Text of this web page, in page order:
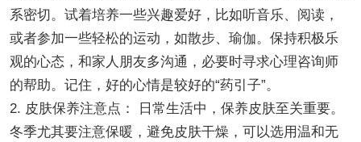
系密切。试着培养一些兴趣爱好，比如听音乐、阅读，
或者参加一些轻松的运动，如散步、瑜伽。保持积极乐
观的心态，和家人朋友多沟通，必要时寻求心理咨询师
的帮助。记住，好的心情是较好的“药引子”。
2. 皮肤保养注意点： 日常生活中，保养皮肤至关重要。
冬季尤其要注意保暖，避免皮肤干燥，可以选用温和无